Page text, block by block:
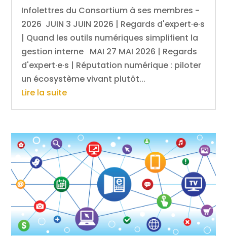
Infolettres du Consortium à ses membres -
2026 JUIN 3 JUIN 2026 | Regards d'expert·e·s
| Quand les outils numériques simplifient la
gestion interne MAI 27 MAI 2026 | Regards
d'expert·e·s | Réputation numérique : piloter
un écosystème vivant plutôt...
Lire la suite